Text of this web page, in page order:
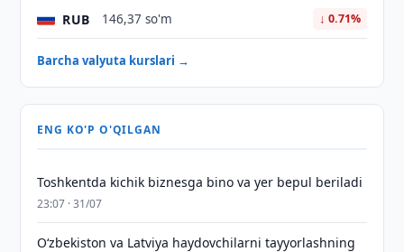
RUB 146,37 so'm ↓ 0.71%
Barcha valyuta kurslari →
ENG KO'P O'QILGAN
Toshkentda kichik biznesga bino va yer bepul beriladi
23:07 · 31/07
Oʻzbekiston va Latviya haydovchilarni tayyorlashning